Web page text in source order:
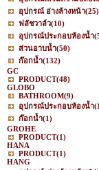
อุปกรณ์ อ่างล้างหน้า(25)
ฟลัชวาล์ว(10)
อุปกรณ์ประกอบห้องน้ำ
ส่วนอาบน้ำ(50)
ก๊อกน้ำ(132)
GC
PRODUCT(48)
GLOBO
BATHROOM(9)
อุปกรณ์ประกอบห้องน้ำ
ก๊อกน้ำ(1)
GROHE
PRODUCT(1)
HANA
PRODUCT(1)
HANG